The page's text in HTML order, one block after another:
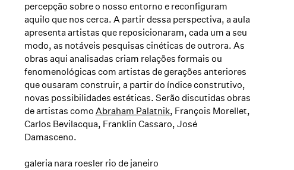
percepção sobre o nosso entorno e reconfiguram
aquilo que nos cerca. A partir dessa perspectiva, a aula
apresenta artistas que reposicionaram, cada um a seu
modo, as notáveis pesquisas cinéticas de outrora. As
obras aqui analisadas criam relações formais ou
fenomenológicas com artistas de gerações anteriores
que ousaram construir, a partir do índice construtivo,
novas possibilidades estéticas. Serão discutidas obras
de artistas como Abraham Palatnik, François Morellet,
Carlos Bevilacqua, Franklin Cassaro, José
Damasceno.
galeria nara roesler rio de janeiro